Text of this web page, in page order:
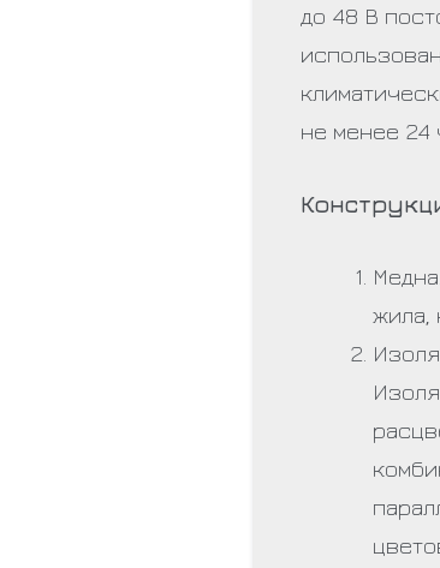
до 48 В
не менее 24
жила,